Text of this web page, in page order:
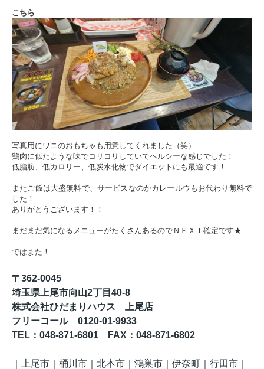
こちら
写真用にワニのおもちゃも用意してくれました（笑）
鶏肉に似たような味でコリコリしていてヘルシーな感じでした！
低脂肪、低カロリー、低炭水化物でダイエットにも最適です！
またご飯は大盛無料で、サービスなのかカレールウもお代わり無料で
した！
ありがとうございます！！
まだまだ気になるメニューがたくさんあるのでＮＥＸＴ確定です★
ではまた！
〒362-0045
埼玉県上尾市向山2丁目40-8
株式会社ひだまりハウス 上尾店
フリーコール 0120-01-9933
TEL ：048-871-6801 FAX ： 048-871-6802
上尾市｜桶川市｜北本市｜鴻巣市｜伊奈町 ｜行田市